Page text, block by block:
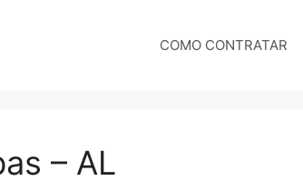
COMO CONTRATAR
– AL